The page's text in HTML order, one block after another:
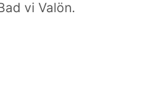
vi Valön.